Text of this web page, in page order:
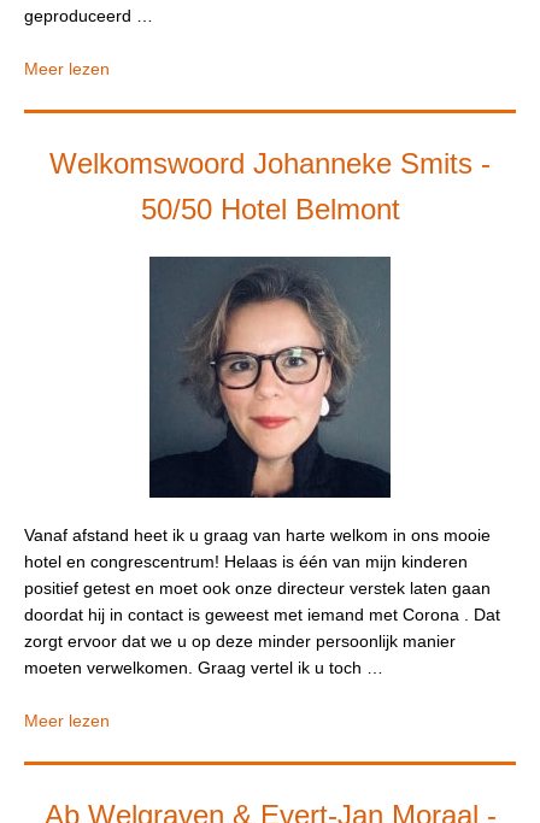
geproduceerd …
Meer lezen
Welkomswoord Johanneke Smits -
50/50 Hotel Belmont
Vanaf afstand heet ik u graag van harte welkom in ons mooie
hotel en congrescentrum! Helaas is één van mijn kinderen
positief getest en moet ook onze directeur verstek laten gaan
doordat hij in contact is geweest met iemand met Corona . Dat
zorgt ervoor dat we u op deze minder persoonlijk manier
moeten verwelkomen. Graag vertel ik u toch …
Meer lezen
Ab Welgraven & Evert-Jan Moraal -